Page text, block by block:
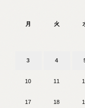
月 火
3 4
10 11
17 18